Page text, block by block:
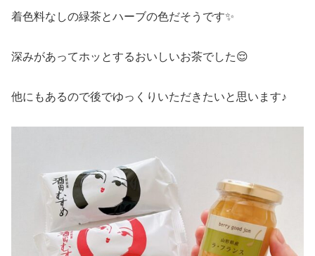
着色料なしの緑茶とハーブの色だそうです✨
深みがあってホッとするおいしいお茶でした😌
他にもあるので後でゆっくりいただきたいと思います♪